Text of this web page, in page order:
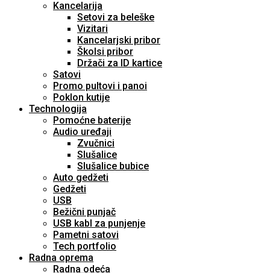
Kancelarija
Setovi za beleške
Vizitari
Kancelarjski pribor
Školsi pribor
Držači za ID kartice
Satovi
Promo pultovi i panoi
Poklon kutije
Technologija
Pomoćne baterije
Audio uređaji
Zvučnici
Slušalice
Slušalice bubice
Auto gedžeti
Gedžeti
USB
Bežični punjač
USB kabl za punjenje
Pametni satovi
Tech portfolio
Radna oprema
Radna odeća